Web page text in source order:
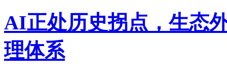
AI正处历史拐点，生态
理体系